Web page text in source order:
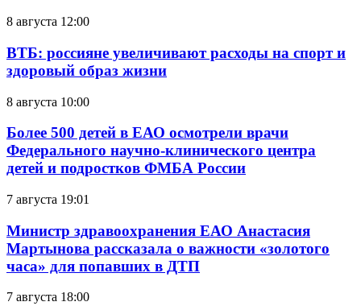
8 августа 12:00
ВТБ: россияне увеличивают расходы на спорт и
здоровый образ жизни
8 августа 10:00
Более 500 детей в ЕАО осмотрели врачи
Федерального научно-клинического центра
детей и подростков ФМБА России
7 августа 19:01
Министр здравоохранения ЕАО Анастасия
Мартынова рассказала о важности «золотого
часа» для попавших в ДТП
7 августа 18:00